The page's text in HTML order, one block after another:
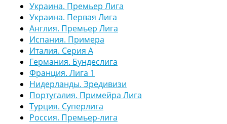
Украина. Премьер Лига
Украина. Первая Лига
Англия. Премьер Лига
Испания. Примера
Италия. Серия А
Германия. Бундеслига
Франция. Лига 1
Нидерланды. Эредивизи
Португалия. Примейра Лига
Турция. Суперлига
Россия. Премьер-лига